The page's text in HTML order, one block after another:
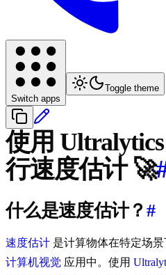
Switch apps
Toggle theme
使用
行速度估计 🚀
什么是速度估计？ #
速度估计 是计算物体在特定场
计算机视觉 应用中。使用